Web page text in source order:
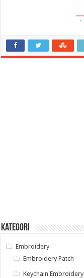
Kategori
Embroidery
Embroidery Patch
Keychain Embroidery